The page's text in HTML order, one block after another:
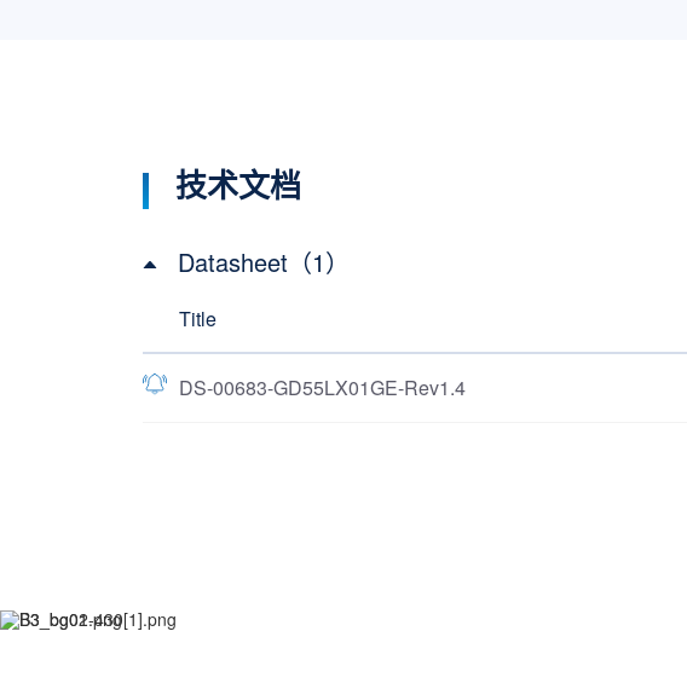
技术文档
Datasheet（1）
Title
DS-00683-GD55LX01GE-Rev1.4